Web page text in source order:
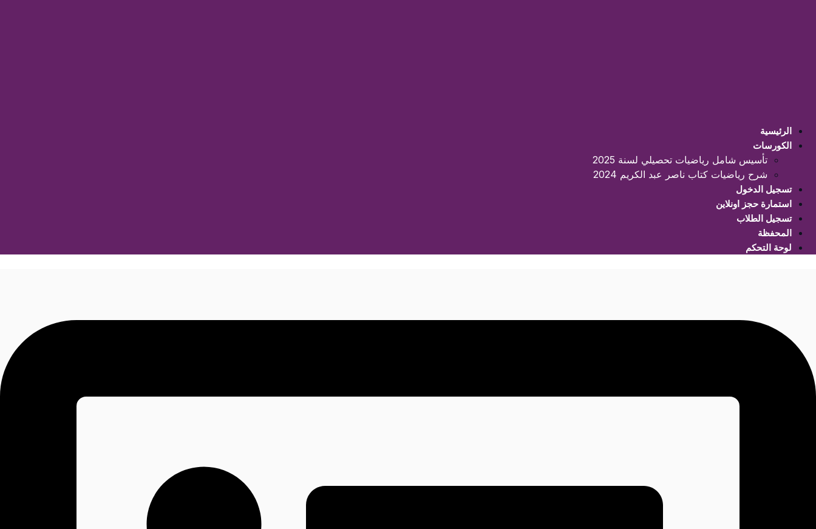
الرئيسية
الكورسات
تأسيس شامل رياضيات تحصيلي لسنة 2025
شرح رياضيات كتاب ناصر عبد الكريم 2024
تسجيل الدخول
استمارة حجز اونلاين
تسجيل الطلاب
المحفظة
لوحة التحكم